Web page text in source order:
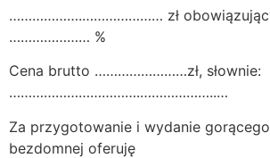
……………….………………… zł
………………… %
Cena brutto ……………………zł, słownie:
…………………………….………………..…
Za przygotowanie i wydanie
bezdomnej oferuję